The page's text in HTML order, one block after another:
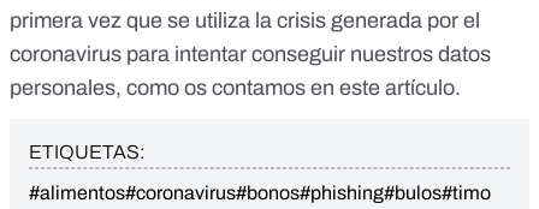
primera vez que se utiliza la crisis generada por el
coronavirus para intentar conseguir nuestros datos
personales, como os contamos en este artículo.
ETIQUETAS:
#alimentos#coronavirus#bonos#phishing#bulos#timo